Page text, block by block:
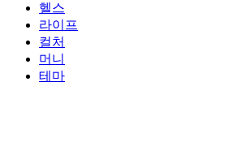
헬스
라이프
컬처
머니
테마